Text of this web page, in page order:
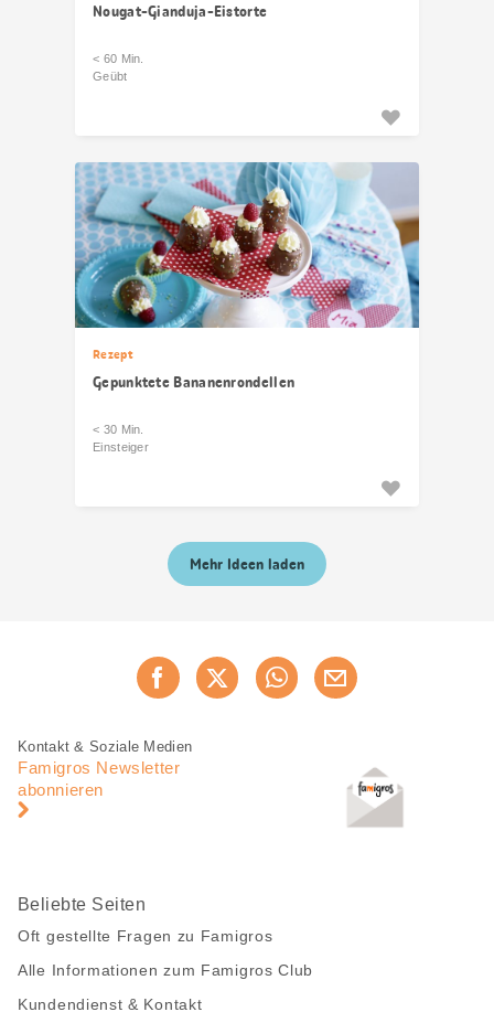
Nougat-Gianduja-Eistorte
< 60 Min.
Geübt
Rezept
Gepunktete Bananenrondellen
< 30 Min.
Einsteiger
Mehr Ideen laden
Jetzt weiterempfehlen
Fusszeile
Fusszeile
Navigation
Kontakt & Soziale Medien
Famigros Newsletter
abonnieren
Beliebte Seiten
Oft gestellte Fragen zu Famigros
Alle Informationen zum Famigros Club
Kundendienst & Kontakt